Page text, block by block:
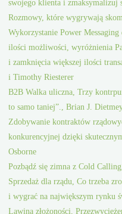
swojego klienta i zmaksymalizuj
Rozmowy, które wygrywają
Wykorzystanie Power
ilości możliwości, wyróżnienia
i zamknięcia większej ilości
i Timothy Riesterer
B2B Walka uliczna, Trzy
to samo taniej”., Brian J.
Zdobywanie kontraktów
konkurencyjnej dzięki
Osborne
Pozbądź się zimna z Cold
Sprzedaż dla rządu, Co trzeba
i wygrać na największym rynku
Lawina złożoności,